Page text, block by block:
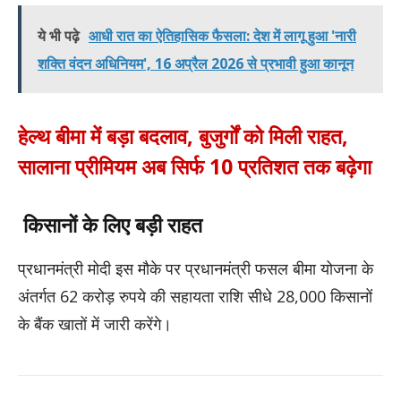
ये भी पढ़े आधी रात का ऐतिहासिक फैसला: देश में लागू हुआ 'नारी
शक्ति वंदन अधिनियम', 16 अप्रैल 2026 से प्रभावी हुआ कानून
हेल्थ बीमा में बड़ा बदलाव, बुजुर्गों को मिली राहत,
सालाना प्रीमियम अब सिर्फ 10 प्रतिशत तक बढ़ेगा
किसानों के लिए बड़ी राहत
प्रधानमंत्री मोदी इस मौके पर प्रधानमंत्री फसल बीमा योजना के
अंतर्गत 62 करोड़ रुपये की सहायता राशि सीधे 28,000 किसानों
के बैंक खातों में जारी करेंगे।